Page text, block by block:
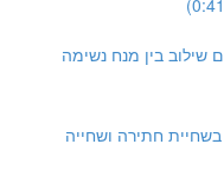
שילוב בין מנח נשימה
בשחיית חתירה ושחייה